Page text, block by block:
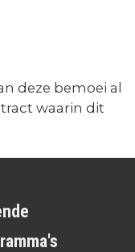
deze bemoei al
waarin dit